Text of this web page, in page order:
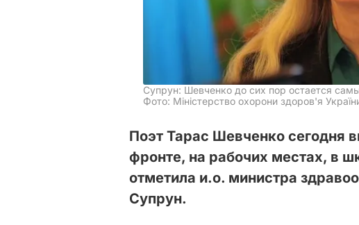
Супрун: Шевченко до сих пор остается
Фото: Міністерство охорони здоров'я
Поэт Тарас Шевченко сегодня
фронте, на рабочих местах, в
отметила и.о. министра
Супрун.